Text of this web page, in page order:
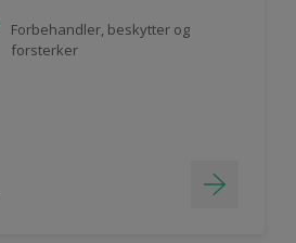
Forbehandler, beskytter og
forsterker